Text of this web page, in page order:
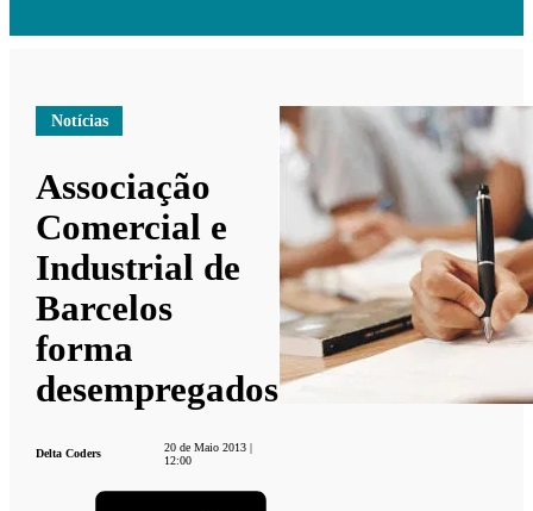
Notícias
Associação
Comercial e
Industrial de
Barcelos
forma
desempregados
Delta Coders
20 de Maio 2013 |
12:00